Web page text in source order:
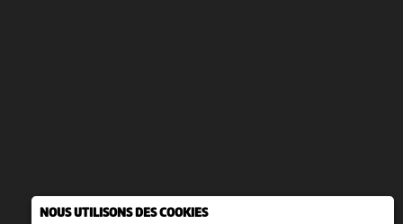
NOUS UTILISONS DES COOKIES